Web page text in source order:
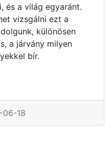
és a világ egyaránt.
vizsgálni ezt a
különösen
a járvány milyen
bír.
06-18